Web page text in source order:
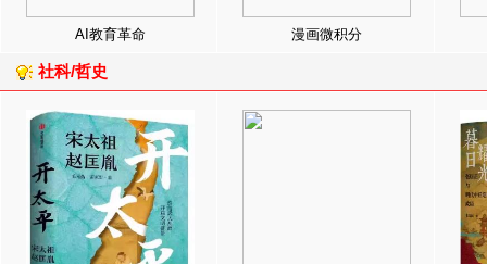
AI教育革命 漫画微积分
社科/哲史